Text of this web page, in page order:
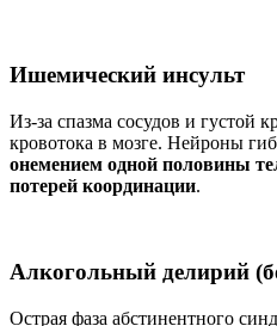
Ишемический инсульт
Из-за спазма сосудов и густой
кровотока в мозге. Нейроны
онемением одной половины
потерей координации.
Алкогольный делирий
Острая фаза абстинентного